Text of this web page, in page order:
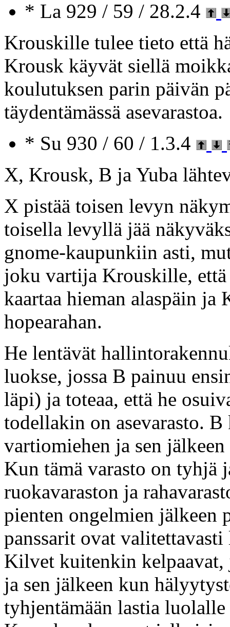
* La 929 / 59 / 28.2.4
Krouskille tulee tieto että
Krousk käyvät siellä
koulutuksen parin päivän
täydentämässä asevarastoa.
* Su 930 / 60 / 1.3.4
X, Krousk, B ja Yuba
X pistää toisen levyn
toisella levyllä jää
gnome-kaupunkiin asti,
joku vartija Krouskille,
kaartaa hieman alaspäin ja
hopearahan.
He lentävät
luokse, jossa B painuu
läpi) ja toteaa, että he
todellakin on asevarasto.
vartiomiehen ja sen
Kun tämä varasto on tyhjä
ruokavaraston ja
pienten ongelmien jälkeen
panssarit ovat
Kilvet kuitenkin
ja sen jälkeen kun
tyhjentämään lastia